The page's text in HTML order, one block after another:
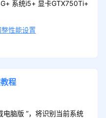
系统i5+ 显卡GTX750Ti+
性能设置
程
脑版 ”，将识别当前系统